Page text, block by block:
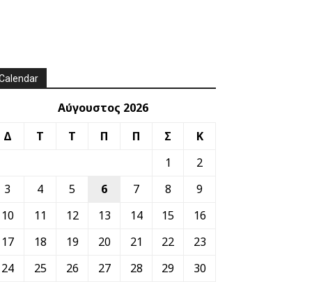
Αύγουστος 2026
Δ
Τ Τ Π Π Σ
Κ
1
2
3
4 5 6 7 8
9
10
11 12 13 14 15
16
17
18 19 20 21 22
23
24
25 26 27 28 29
30